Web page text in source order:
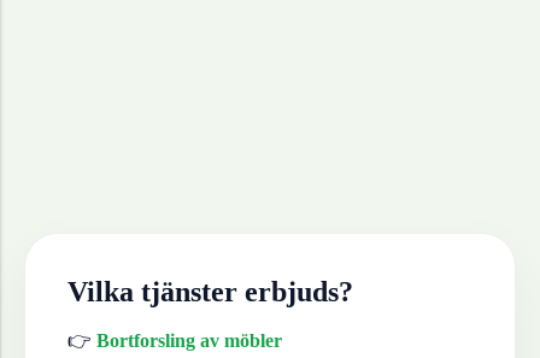
Vilka tjänster erbjuds?
👉 Bortforsling av möbler